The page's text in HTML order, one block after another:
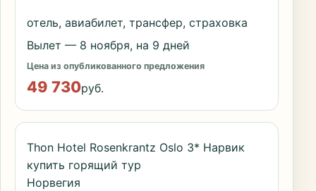
отель, авиабилет, трансфер, страховка
Вылет — 8 ноября, на 9 дней
Цена из опубликованного предложения
49 730руб.
Thon Hotel Rosenkrantz Oslo 3* Нарвик
купить горящий тур
Норвегия